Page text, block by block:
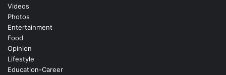
Videos
Photos
Entertainment
Food
Opinion
Lifestyle
Education-Career